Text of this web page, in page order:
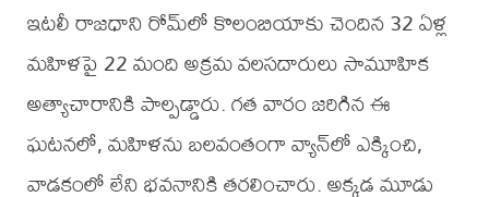
ఇటలీ రాజధాని రోమ్‌లో కొలంబియాకు చెందిన 32 ఏళ్ల
మహిళపై 22 మంది అక్రమ వలసదారులు సామూహిక
అత్యాచారానికి పాల్పడ్డారు. గత వారం జరిగిన ఈ
ఘటనలో, మహిళను బలవంతంగా వ్యాన్‌లో ఎక్కించి,
వాడకంలో లేని భవనానికి తరలించారు. అక్కడ మూడు